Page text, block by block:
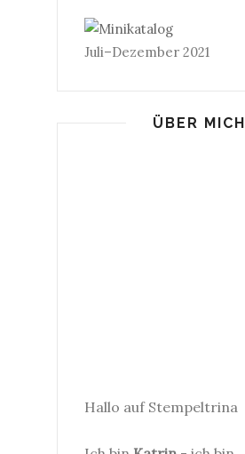
Juli–Dezember 2021
ÜBER MICH
Hallo auf Stempeltrina